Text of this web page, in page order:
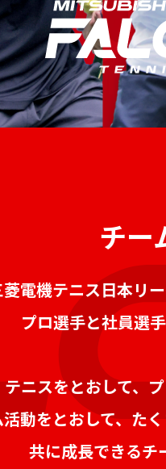
チー
電機テニス日本リ
プロ選手と社員選
テニスをとおして、
動をとおして、た
共に成長できるチ